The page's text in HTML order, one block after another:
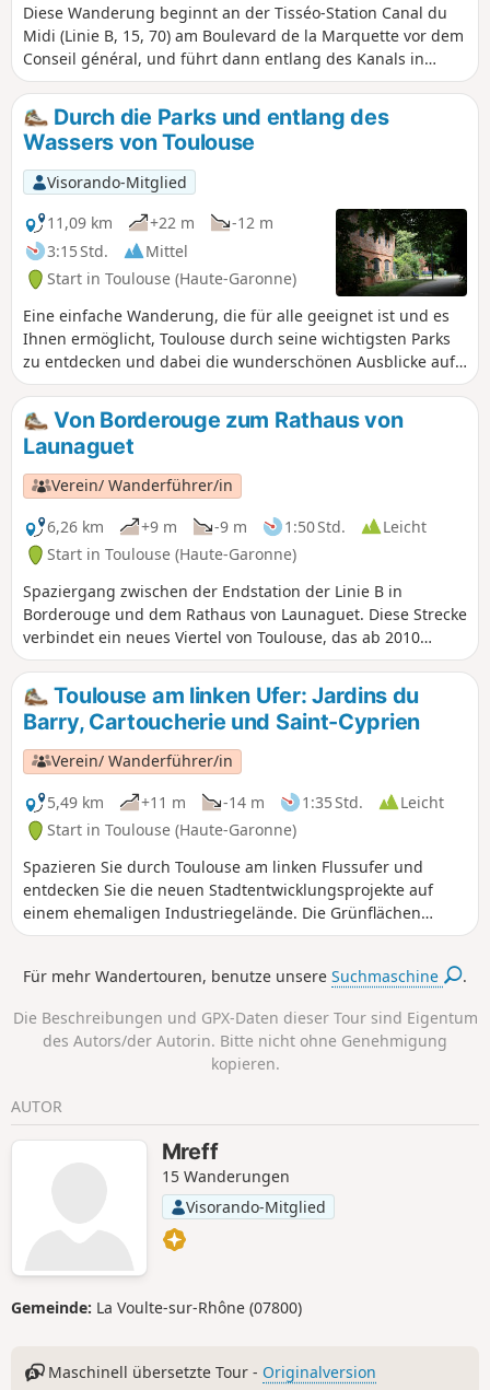
Diese Wanderung beginnt an der Tisséo-Station Canal du
Midi (Linie B, 15, 70) am Boulevard de la Marquette vor dem
Conseil général, und führt dann entlang des Kanals in
Richtung des Viertels Sept Deniers. Der Rückweg erfolgt
über den Garonne-Damm und den Canal de Brienne, um
nach Compans Cafarelli (Linie B, 45, L1, L14) zu gelangen.
Am Start- und am Zielpunkt befinden sich Fahrradstationen.
Durch die Parks und entlang des
Wassers von Toulouse
Visorando-Mitglied
11,09 km
+22 m
-12 m
3:15 Std.
Mittel
Start in Toulouse (Haute-Garonne)
Eine einfache Wanderung, die für alle geeignet ist und es
Ihnen ermöglicht, Toulouse durch seine wichtigsten Parks
zu entdecken und dabei die wunderschönen Ausblicke auf
die Garonne zu genießen.
Von Borderouge zum Rathaus von
Launaguet
Verein/ Wanderführer/in
6,26 km
+9 m -9 m 1:50 Std.
Leicht
Start in Toulouse (Haute-Garonne)
Spaziergang zwischen der Endstation der Linie B in
Borderouge und dem Rathaus von Launaguet. Diese Strecke
verbindet ein neues Viertel von Toulouse, das ab 2010
gebaut wurde, mit einem Schloss aus dem 19. Jahrhundert,
in dem die Stadtverwaltung von Launaguet untergebracht
ist. Nach der Überquerung der Rocade Nord führt die
Strecke über Wege entlang des Hers und durch
Wohngebiete. Über eine Brücke gelangt man durch ein
naturbelassenes Gebiet nach Aucamville. Dann führt uns
der Weg nach Launaguet, wo wir das Rathaus und seinen
Park mit seiner bemerkenswerten Aussicht entdecken
können.
Toulouse am linken Ufer: Jardins du
Barry, Cartoucherie und Saint-Cyprien
Verein/ Wanderführer/in
5,49 km
+11 m -14 m 1:35 Std.
Leicht
Start in Toulouse (Haute-Garonne)
Spazieren Sie durch Toulouse am linken Flussufer und
entdecken Sie die neuen Stadtentwicklungsprojekte auf
einem ehemaligen Industriegelände. Die Grünflächen
wurden so angelegt, dass sie im Sommer Schatten und
getrennt. Die Route führt weiter in die Altstadt und endet in
Für mehr Wandertouren, benutze unsereSuchmaschine .
Die Beschreibungen und GPX-Daten dieser Tour sind Eigentum
des Autors/der Autorin. Bitte nicht ohne Genehmigung
kopieren.
AUTOR
Mreff
15 Wanderungen
Visorando-Mitglied
Gemeinde: La Voulte-sur-Rhône (07800)
Maschinell übersetzte Tour - Originalversion